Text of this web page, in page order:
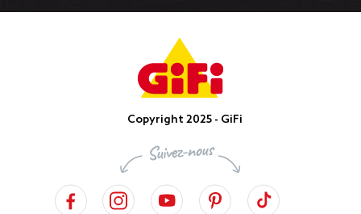
Copyright 2025 - GiFi